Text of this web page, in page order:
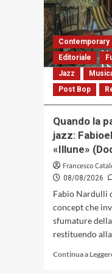
Contemporary
Editoriale
Jazz
Post Bop
Quando la
jazz:
«Illune»
Francesco
08/08/2026
Fabio Nardulli
concept che
sfumature
restituendo
Continua a